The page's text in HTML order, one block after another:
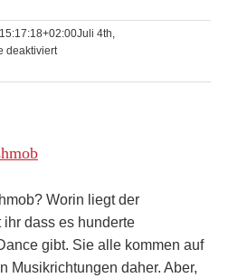
Juli 4th,
deaktiviertfür
Dance
Worin liegt der
dass es hunderte
gibt. Sie alle kommen auf
Musikrichtungen daher. Aber,